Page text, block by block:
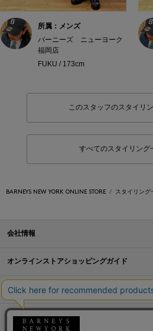
所属：メンズ
バーニーズ ニューヨーク
福岡店
FUKU / 173cm
このスタッフのスタイリ
すべてのスタイリング
BARNEYS NEW YORK ONLINE STORE スタイリング
会社情報
オンラインストアショッピングガイド
店舗情報
サービス